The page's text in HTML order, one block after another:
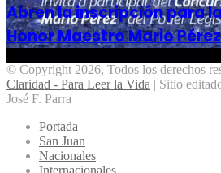
Abren la inscripción para
Honor Maestro Mario
© Copyright 2026, Todos los derechos
Claridad - Para Leer la Vida | Sitio
José F. Parra
Portada
San Juan
Nacionales